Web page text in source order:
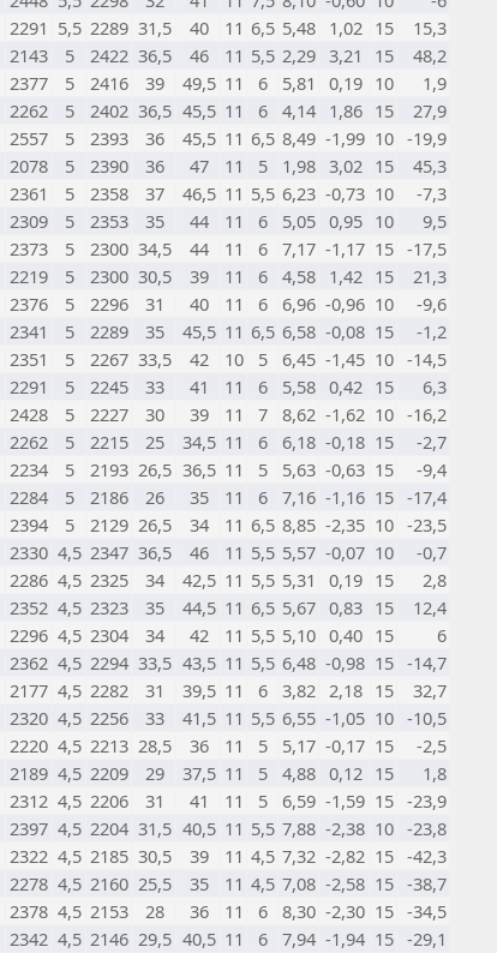
2291 5,5 2289 31,5 40 11 6,5 5,48 1,02 15
15,3
2143 5 2422 36,5 46 11 5,5 2,29 3,21 15
48,2
2377 5 2416 39 49,5 11 6 5,81 0,19 10
1,9
2262 5 2402 36,5 45,5 11 6 4,14 1,86 15
27,9
2557 5 2393 36 45,5 11 6,5 8,49 -1,99 10 -19,9
2078 5 2390 36 47 11 5 1,98 3,02 15
45,3
2361 5 2358 37 46,5 11 5,5 6,23 -0,73 10
-7,3
2309 5 2353 35 44 11 6 5,05 0,95 10
9,5
2373 5 2300 34,5 44 11 6 7,17 -1,17 15 -17,5
2219 5 2300 30,5 39 11 6 4,58 1,42 15
21,3
2376 5 2296 31 40 11 6 6,96 -0,96 10
-9,6
2341 5 2289 35 45,5 11 6,5 6,58 -0,08 15
-1,2
2351 5 2267 33,5 42 10 5 6,45 -1,45 10 -14,5
2291 5 2245 33 41 11 6 5,58 0,42 15
6,3
2428 5 2227 30 39 11 7 8,62 -1,62 10 -16,2
2262 5 2215 25 34,5 11 6 6,18 -0,18 15
-2,7
2234 5 2193 26,5 36,5 11 5 5,63 -0,63 15
-9,4
2284 5 2186 26 35 11 6 7,16 -1,16 15 -17,4
2394 5 2129 26,5 34 11 6,5 8,85 -2,35 10 -23,5
2330 4,5 2347 36,5 46 11 5,5 5,57 -0,07 10
-0,7
2286 4,5 2325 34 42,5 11 5,5 5,31 0,19 15
2,8
2352 4,5 2323 35 44,5 11 6,5 5,67 0,83 15
12,4
2296 4,5 2304 34 42 11 5,5 5,10 0,40 15
6
2362 4,5 2294 33,5 43,5 11 5,5 6,48 -0,98 15 -14,7
2177 4,5 2282 31 39,5 11 6 3,82 2,18 15
32,7
2320 4,5 2256 33 41,5 11 5,5 6,55 -1,05 10 -10,5
2220 4,5 2213 28,5 36 11 5 5,17 -0,17 15
-2,5
2189 4,5 2209 29 37,5 11 5 4,88 0,12 15
1,8
2312 4,5 2206 31 41 11 5 6,59 -1,59 15 -23,9
2397 4,5 2204 31,5 40,5 11 5,5 7,88 -2,38 10 -23,8
2322 4,5 2185 30,5 39 11 4,5 7,32 -2,82 15 -42,3
2278 4,5 2160 25,5 35 11 4,5 7,08 -2,58 15 -38,7
2378 4,5 2153 28 36 11 6 8,30 -2,30 15 -34,5
2342 4,5 2146 29,5 40,5 11 6 7,94 -1,94 15 -29,1